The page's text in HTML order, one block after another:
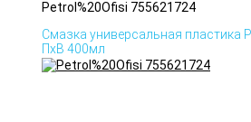
Petrol%20Ofisi 755621724
Смазка универсальная пластика
ПхВ 400мл